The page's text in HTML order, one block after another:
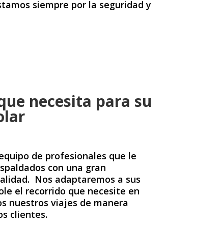
siempre por la seguridad y
necesita para su
de profesionales que le
con una gran
Nos adaptaremos a sus
el recorrido que necesite en
nuestros viajes de manera
clientes.